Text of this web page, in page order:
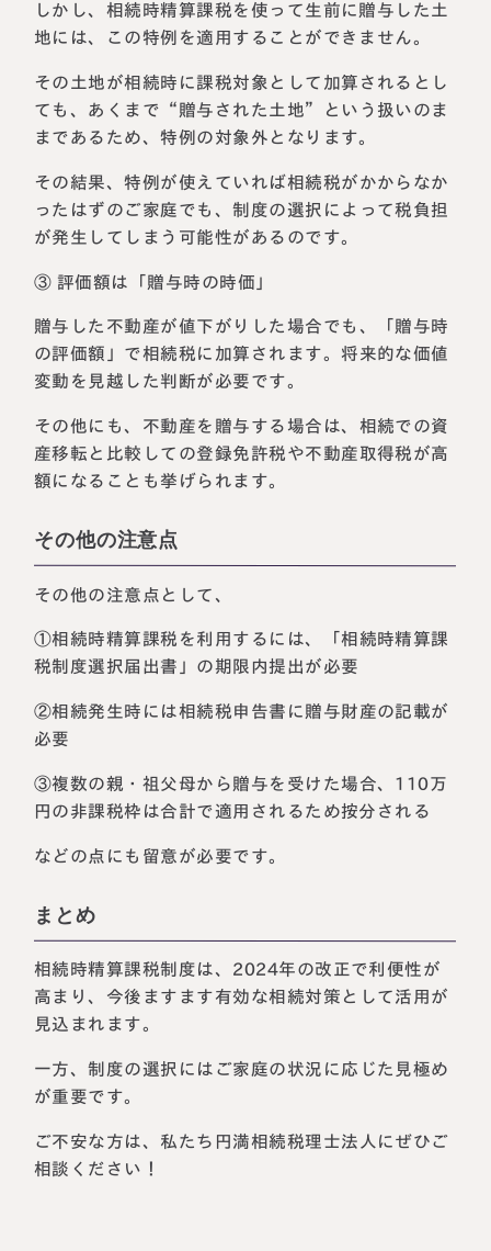
しかし、相続時精算課税を使って生前に贈与した土
地には、この特例を適用することができません。
その土地が相続時に課税対象として加算されるとし
ても、あくまで“贈与された土地”という扱いのま
まであるため、特例の対象外となります。
その結果、特例が使えていれば相続税がかからなか
ったはずのご家庭でも、制度の選択によって税負担
が発生してしまう可能性があるのです。
③ 評価額は「贈与時の時価」
贈与した不動産が値下がりした場合でも、「贈与時
の評価額」で相続税に加算されます。将来的な価値
変動を見越した判断が必要です。
その他にも、不動産を贈与する場合は、相続での資
産移転と比較しての登録免許税や不動産取得税が高
額になることも挙げられます。
その他の注意点
その他の注意点として、
①相続時精算課税を利用するには、「相続時精算課
税制度選択届出書」の期限内提出が必要
②相続発生時には相続税申告書に贈与財産の記載が
必要
③複数の親・祖父母から贈与を受けた場合、110万
円の非課税枠は合計で適用されるため按分される
などの点にも留意が必要です。
まとめ
相続時精算課税制度は、2024年の改正で利便性が
高まり、今後ますます有効な相続対策として活用が
見込まれます。
一方、制度の選択にはご家庭の状況に応じた見極め
が重要です。
ご不安な方は、私たち円満相続税理士法人にぜひご
相談ください！